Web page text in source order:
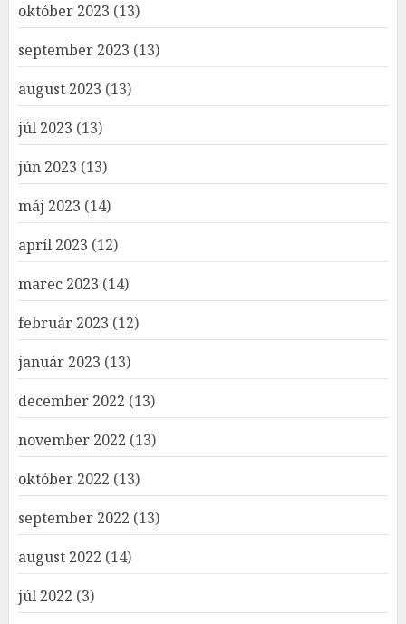
október 2023 (13)
september 2023 (13)
august 2023 (13)
júl 2023 (13)
jún 2023 (13)
máj 2023 (14)
apríl 2023 (12)
marec 2023 (14)
február 2023 (12)
január 2023 (13)
december 2022 (13)
november 2022 (13)
október 2022 (13)
september 2022 (13)
august 2022 (14)
júl 2022 (3)